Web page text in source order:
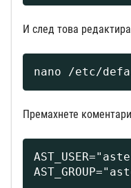
И след това
nano /etc/
Премахнете